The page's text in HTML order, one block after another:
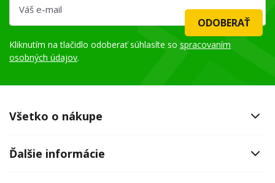
ODOBERAŤ
Kliknutím na tlačidlo odoberať súhlasíte so spracovaním
osobných údajov.
Všetko o nákupe
Ďalšie informácie